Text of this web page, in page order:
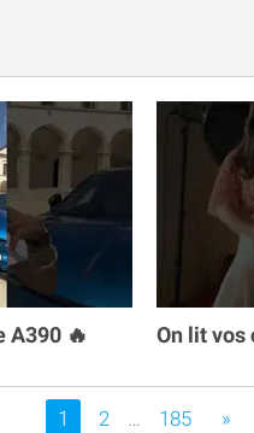
A390 🔥 On lit
Vous êtes sur la page
1 2 … 185 »